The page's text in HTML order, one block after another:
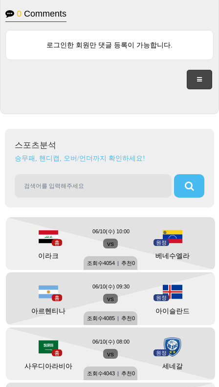
0 Comments
로그인한 회원만 댓글 등록이 가능합니다.
스포츠분석
승무패, 핸디캡, 오버/언더까지 확인하세요!
홈
이라크
vs 원정
베네수엘라
06/10(수) 10:00
조회수4054 | 추천0
홈
아르헨티나
vs 원정
아이슬란드
06/10(수) 09:30
조회수4085 | 추천0
홈
사우디아라비아
vs 원정
세네갈
06/10(수) 08:00
조회수4043 | 추천0